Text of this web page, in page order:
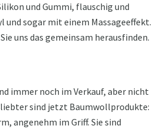
und Gummi, flauschig und
und sogar mit einem Massageeffekt.
uns das gemeinsam herausfinden.
immer noch im Verkauf, aber nicht
sind jetzt Baumwollprodukte:
angenehm im Griff. Sie sind